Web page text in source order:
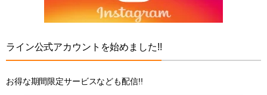
ライン公式アカウントを始めました!!
お得な期間限定サービスなども配信!!